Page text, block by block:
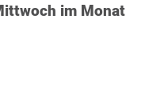
im Monat